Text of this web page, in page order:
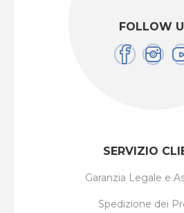
FOLLOW
SERVIZIO
Garanzia Legale e
Spedizione dei